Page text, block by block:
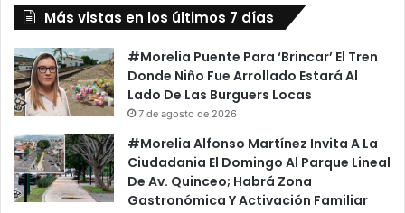
Más vistas en los últimos 7 días
#Morelia Puente Para ‘Brincar’ El Tren
Donde Niño Fue Arrollado Estará Al
Lado De Las Burguers Locas
7 de agosto de 2026
#Morelia Alfonso Martínez Invita A La
Ciudadania El Domingo Al Parque Lineal
De Av. Quinceo; Habrá Zona
Gastronómica Y Activación Familiar